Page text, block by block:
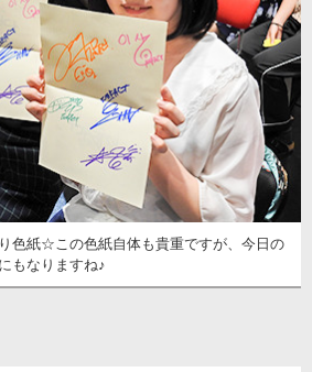
色紙☆この色紙自体も貴重ですが、今日の
もなりますね♪